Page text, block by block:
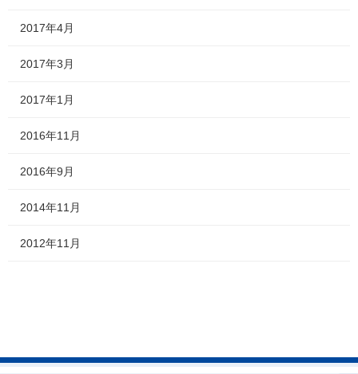
2017年4月
2017年3月
2017年1月
2016年11月
2016年9月
2014年11月
2012年11月